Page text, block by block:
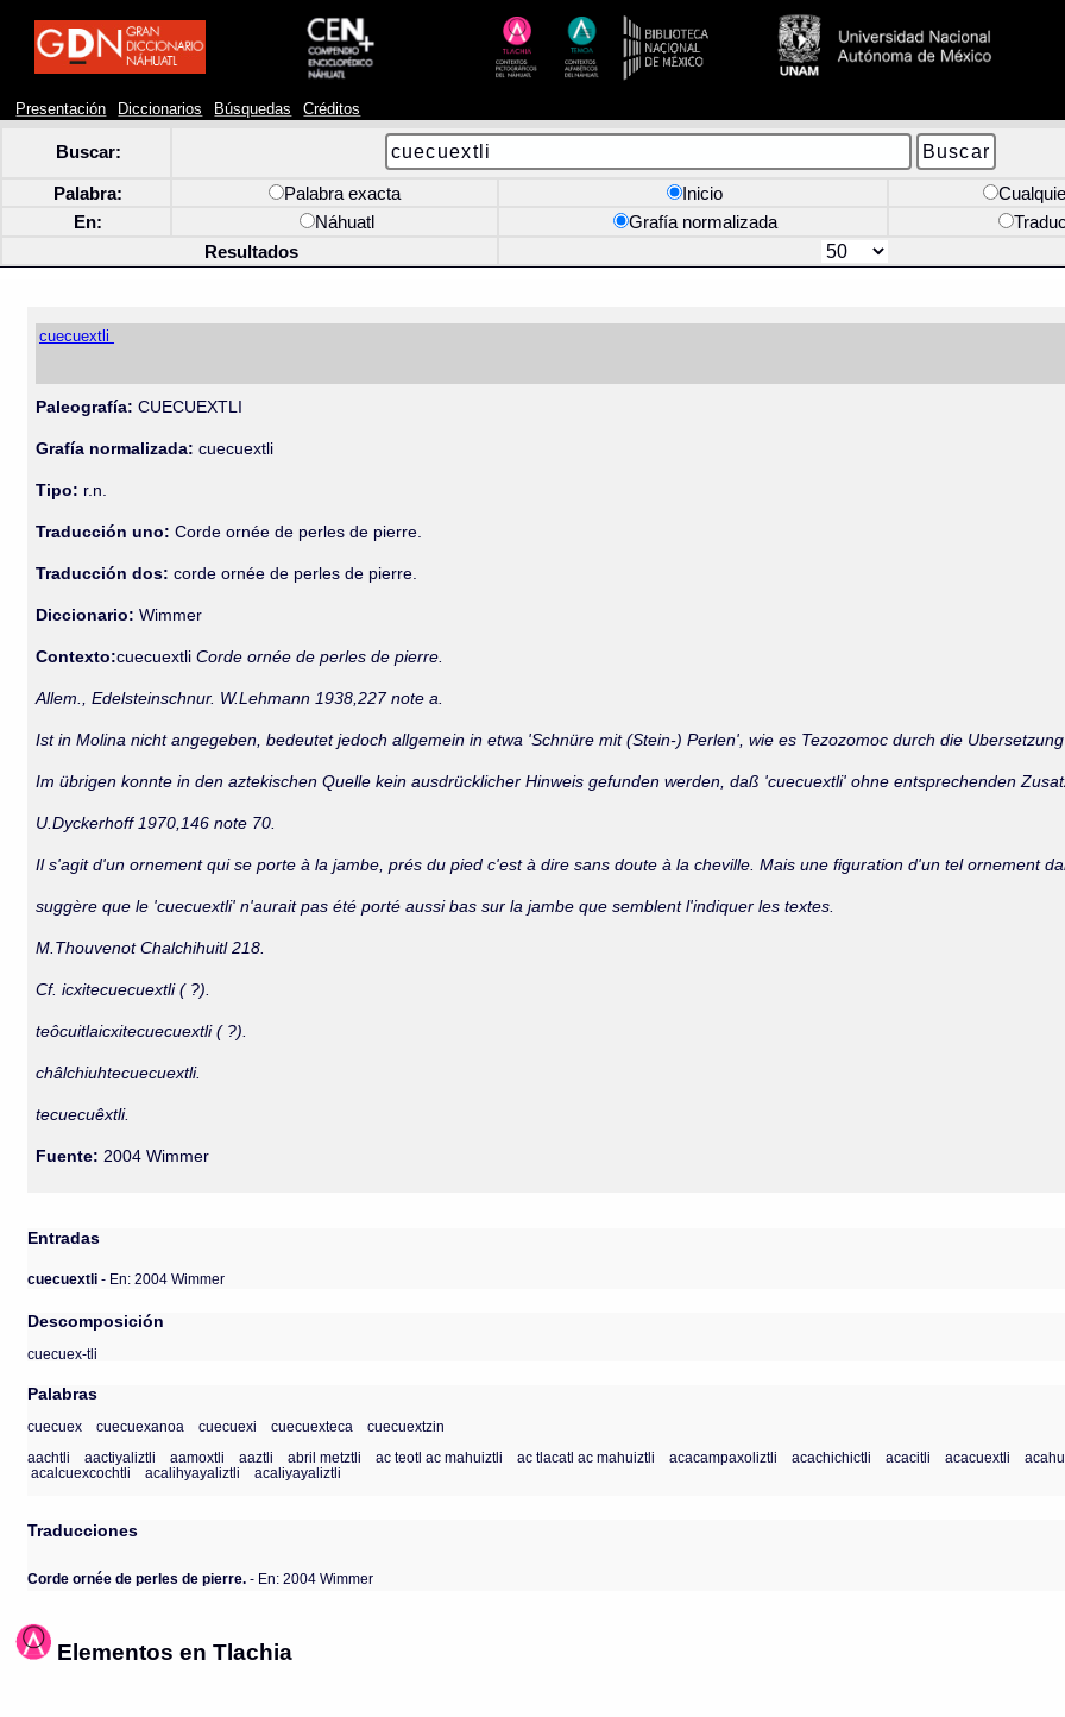
Presentación Diccionarios Búsquedas Créditos
Buscar:
Palabra: Palabra exacta Inicio
En:
Náhuatl Grafía normalizada
Resultados
cuecuextli
Paleografía: CUECUEXTLI
Grafía normalizada: cuecuextli
Tipo: r.n.
Traducción uno: Corde ornée de perles de pierre.
Traducción dos: corde ornée de perles de pierre.
Diccionario:Wimmer
Contexto:cuecuextliCorde ornée de perles de pierre.
Allem., Edelsteinschnur. W.Lehmann 1938,227 note a.
Ist in Molina nicht angegeben, bedeutet jedoch allgemein in etwa 'Schnüre mit (Stein-) Perlen', wie es Tezozomoc durch die
Im übrigen konnte in den aztekischen Quelle kein ausdrücklicher Hinweis gefunden werden, daß 'cuecuextli' ohne entsprechenden
U.Dyckerhoff 1970,146 note 70.
Il s'agit d'un ornement qui se porte à la jambe, prés du pied c'est à dire sans doute à la cheville. Mais une figuration d'un tel ornement
suggère que le 'cuecuextli' n'aurait pas été porté aussi bas sur la jambe que semblent l'indiquer les textes.
M.Thouvenot Chalchihuitl 218.
Cf. icxitecuecuextli ( ?).
teôcuitlaicxitecuecuextli ( ?).
châlchiuhtecuecuextli.
tecuecuêxtli.
Fuente: 2004 Wimmer
Entradas
cuecuextli- En: 2004 Wimmer
Descomposición
cuecuex-tli
Palabras
cuecuex cuecuexanoa cuecuexi cuecuexteca
cuecuextzin
aachtli
aactiyaliztli aamoxtli aaztli abril metztli ac teotl ac mahuiztli ac tlacatl ac mahuiztli acacampaxoliztli acachichictli acacitli acacuextli
acalcuexcochtli
acalihyayaliztli acaliyayaliztli
Traducciones
Corde ornée de perles de pierre. - En: 2004 Wimmer
Elementos en Tlachia